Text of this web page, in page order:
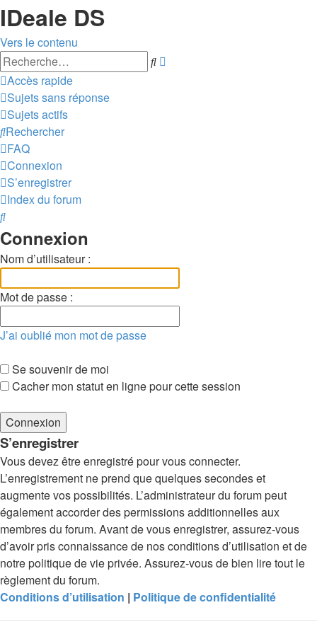
IDeale DS
Vers le contenu
Rechercher
Accès rapide
Sujets sans réponse
Sujets actifs
Rechercher
FAQ
Connexion
S’enregistrer
Index du forum
Rechercher
Connexion
Nom d’utilisateur :
Mot de passe :
J’ai oublié mon mot de passe
Se souvenir de moi
Cacher mon statut en ligne pour cette session
S’enregistrer
Vous devez être enregistré pour vous connecter.
L’enregistrement ne prend que quelques secondes et
augmente vos possibilités. L’administrateur du forum peut
également accorder des permissions additionnelles aux
membres du forum. Avant de vous enregistrer, assurez-vous
d’avoir pris connaissance de nos conditions d’utilisation et de
notre politique de vie privée. Assurez-vous de bien lire tout le
règlement du forum.
Conditions d’utilisation | Politique de confidentialité